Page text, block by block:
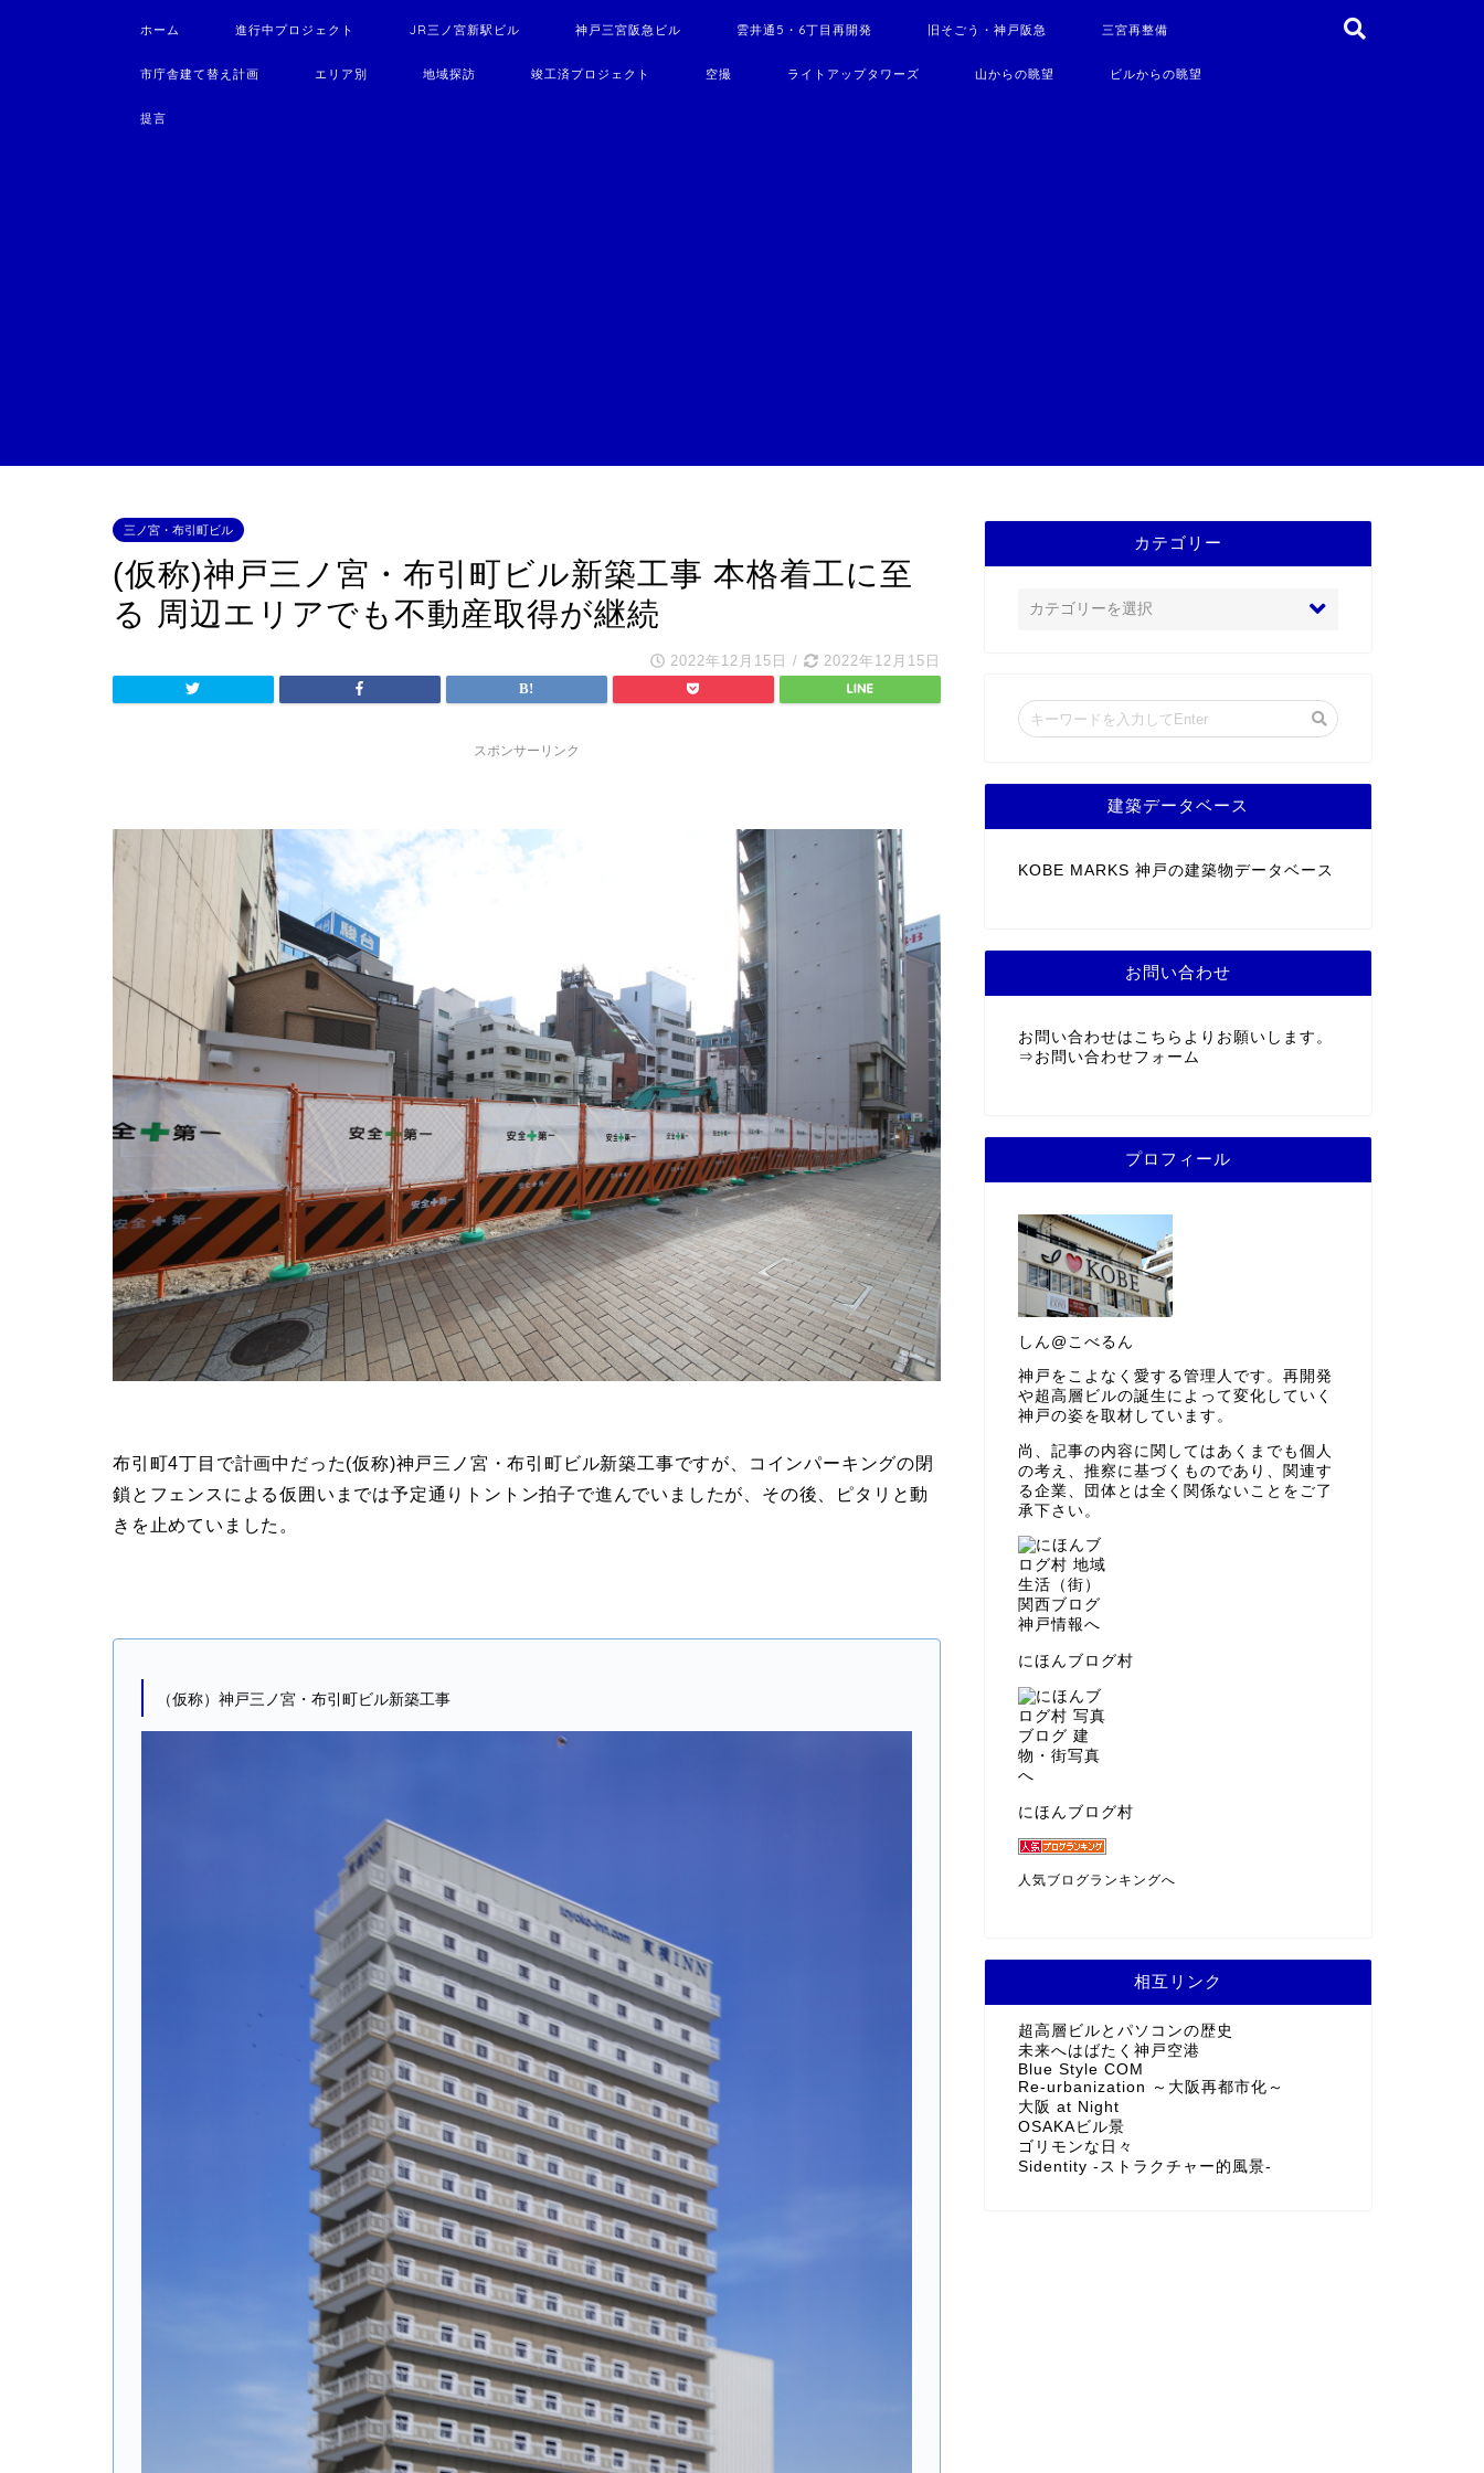
ホーム 進行中プロジェクト JR三ノ宮新駅ビル 神戸三宮阪急ビル 雲井通5・6丁目再開発 旧そごう・神戸阪急 三宮再整備
市庁舎建て替え計画 エリア別 地域探訪 竣工済プロジェクト 空撮 ライトアップタワーズ 山からの眺望 ビルからの眺望
提言
三ノ宮・布引町ビル
(仮称)神戸三ノ宮・布引町ビル新築工事 本格着工に至
る 周辺エリアでも不動産取得が継続
2022年12月15日 / 2022年12月15日
スポンサーリンク
布引町4丁目で計画中だった(仮称)神戸三ノ宮・布引町ビル新築工事ですが、コインパーキングの閉
鎖とフェンスによる仮囲いまでは予定通りトントン拍子で進んでいましたが、その後、ピタリと動
きを止めていました。
（仮称）神戸三ノ宮・布引町ビル新築工事
カテゴリー
建築データベース
KOBE MARKS 神戸の建築物データベース
お問い合わせ
お問い合わせはこちらよりお願いします。
⇒ お問い合わせフォーム
プロフィール
しん@こべるん
神戸をこよなく愛する管理人です。再開発
や超高層ビルの誕生によって変化していく
神戸の姿を取材しています。
尚、記事の内容に関してはあくまでも個人
の考え、推察に基づくものであり、関連す
る企業、団体とは全く関係ないことをご了
承下さい。
にほんブログ村
にほんブログ村
人気ブログランキングへ
相互リンク
超高層ビルとパソコンの歴史
未来へはばたく神戸空港
Blue Style COM
Re-urbanization ～大阪再都市化～
大阪 at Night
OSAKAビル景
ゴリモンな日々
Sidentity -ストラクチャー的風景-